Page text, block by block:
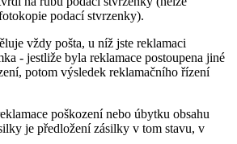
podací stvrzenky).
vždy pošta, u níž jste reklamaci
- jestliže byla reklamace postoupena jiné
potom výsledek reklamačního řízení
poškození nebo úbytku obsahu
je předložení zásilky v tom stavu, v